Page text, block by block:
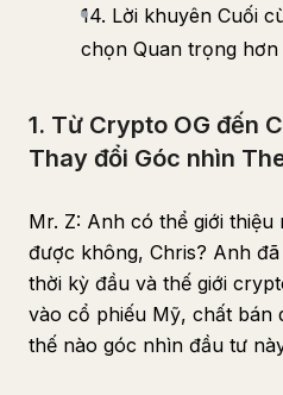
14. Lời khuyên Cuối
chọn Quan trọng
1. Từ Crypto OG đến
Thay đổi Góc nhìn
Mr. Z: Anh có thể giới
được không, Chris? Anh
thời kỳ đầu và thế giới
vào cổ phiếu Mỹ, chất bán
thế nào góc nhìn đầu tư